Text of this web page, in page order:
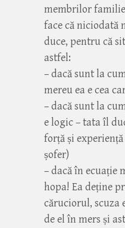
membrilor
face că niciodată
duce, pentru că
astfel:
– dacă sunt la
mereu ea e cea
– dacă sunt la
e logic – tata îl
forță și
șofer)
– dacă în ecuație
hopa! Ea deține
căruciorul, scuza
de el în mers și